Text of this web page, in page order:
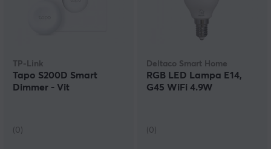
TP-Link
Tapo S200D Smart
Dimmer - Vit
(0)
Deltaco Smart Home
RGB LED Lampa E14,
G45 WiFi 4.9W
(0)